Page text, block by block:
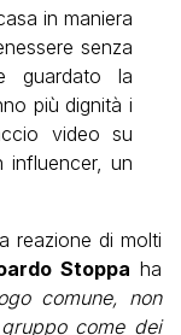
in maniera
senza
guardato la
più dignità i
video su
un
reazione di molti
Stoppa ha
comune, non
come dei